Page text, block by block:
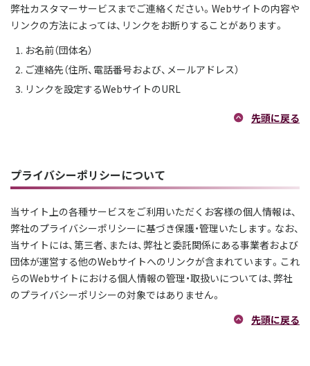
弊社カスタマーサービスまでご連絡ください。Webサイトの内容や
リンクの方法によっては、リンクをお断りすることがあります。
お名前（団体名）
ご連絡先（住所、電話番号および、メールアドレス）
リンクを設定するWebサイトのURL
先頭に戻る
プライバシーポリシーについて
当サイト上の各種サービスをご利用いただくお客様の個人情報は、
弊社のプライバシーポリシーに基づき保護・管理いたします。なお、
当サイトには、第三者、または、弊社と委託関係にある事業者および
団体が運営する他のWebサイトへのリンクが含まれています。これ
らのWebサイトにおける個人情報の管理・取扱いについては、弊社
のプライバシーポリシーの対象ではありません。
先頭に戻る